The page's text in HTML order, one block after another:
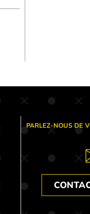
PARLEZ-NOUS DE